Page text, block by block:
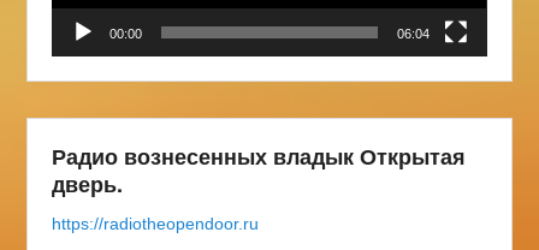
00:00 06:04
Радио вознесенных владык Открытая
дверь.
https://radiotheopendoor.ru